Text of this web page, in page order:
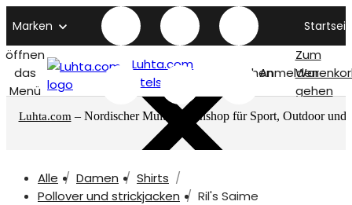
Marken
öffnen
das
Menü
Luhta.com
titelseite
SuchenAnmelden
Zum
gehen
Luhta.com – Nordischer Multimarkenshop für Sport, Outdoor und
Alle Damen
Shirts
Pollover und strickjacken
Ril's Saime